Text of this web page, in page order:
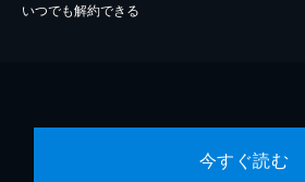
いつでも解約できる
今すぐ読む